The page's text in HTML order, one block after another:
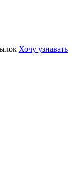
Хочу узнавать